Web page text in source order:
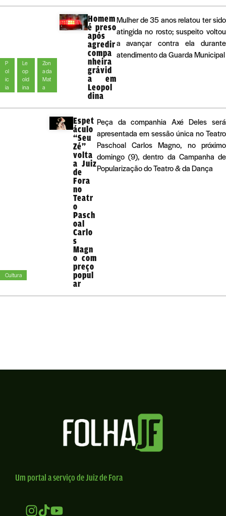
P
ol
íc
ia
Le
op
old
ina
Zon
a da
Mat
a
Homem
é preso
após
agredir
compa
nheira
grávid
a em
Leopol
dina
Mulher de 35 anos relatou ter sido
atingida no rosto; suspeito voltou
a avançar contra ela durante
atendimento da Guarda Municipal
Cultura
Espet
áculo
“Seu
Zé”
volta
a Juiz
de
Fora
no
Teatr
o
Pasch
oal
Carlo
s
Magn
o com
preço
popul
ar
Peça da companhia Axé Deles será
apresentada em sessão única no Teatro
Paschoal Carlos Magno, no próximo
domingo (9), dentro da Campanha de
Popularização do Teatro & da Dança
Um portal a serviço de Juiz de Fora